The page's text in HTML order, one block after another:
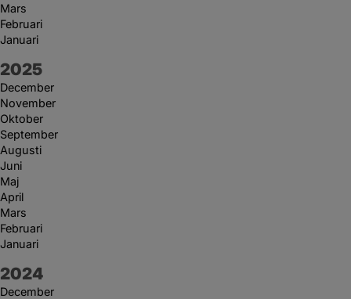
Mars
Februari
Januari
År:
2025
December
November
Oktober
September
Augusti
Juni
Maj
April
Mars
Februari
Januari
År:
2024
December